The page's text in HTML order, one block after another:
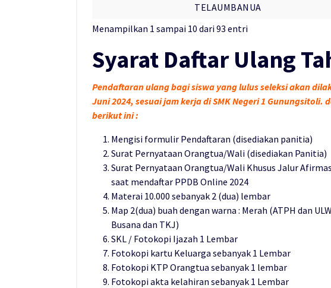
TELAUMBANUA
Menampilkan 1 sampai 10 dari 93 entri
Syarat Daftar Ulang
Pendaftaran ulang bagi siswa yang lulus seleksi akan
Juni 2024, sesuai jam kerja di SMK Negeri 1
berikut ini :
Mengisi formulir Pendaftaran (disediakan panitia)
Surat Pernyataan Orangtua/Wali (disediakan Panitia)
Surat Pernyataan Orangtua/Wali Khusus Jalur
saat mendaftar PPDB Online 2024
Materai 10.000 sebanyak 2 (dua) lembar
Map 2(dua) buah dengan warna : Merah (ATPH dan
Busana dan TKJ)
SKL / Fotokopi Ijazah 1 Lembar
Fotokopi kartu Keluarga sebanyak 1 Lembar
Fotokopi KTP Orangtua sebanyak 1 lembar
Fotokopi akta kelahiran sebanyak 1 Lembar